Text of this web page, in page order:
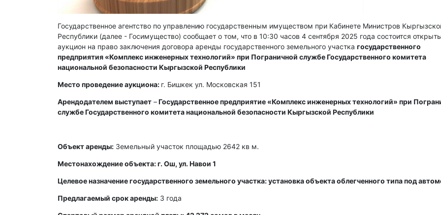
Государственное агентство по управлению государственным имуществом при Кабинете Министров
Республики (далее - Госимущество) сообщает о том, что в 10:30 часов 4 сентября 2025 года состоится
аукцион на право заключения договора аренды государственного земельного участка государственного
предприятия «Комплекс инженерных технологий» при Пограничной службе Государственного комитета
национальной безопасности Кыргызской Республики
Место проведение аукциона: г. Бишкек ул. Московская 151
Арендодателем выступает –Государственное предприятие «Комплекс инженерных технологий» при
службе Государственного комитета национальной безопасности Кыргызской Республики
Объект аренды: Земельный участок площадью 2642 кв м.
Местонахождение объекта: г. Ош, ул. Навои 1
Целевое назначение государственного земельного участка: установка объекта облегченного типа под
Предлагаемый срок аренды: 3 года